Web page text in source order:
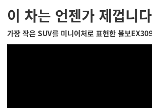
이 차는 언젠가 제껍니다
가장 작은 SUV를 미니어처로 표현한 볼보